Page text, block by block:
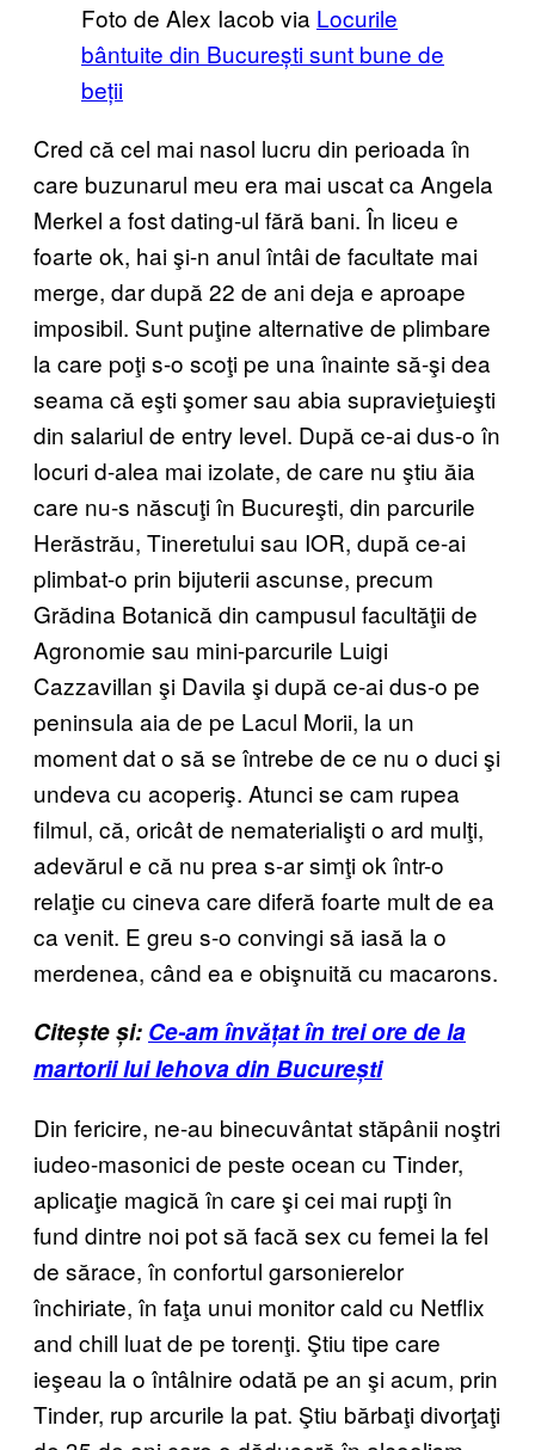
Foto de Alex Iacob via Locurile
bântuite din București sunt bune de
beții
Cred că cel mai nasol lucru din perioada în
care buzunarul meu era mai uscat ca Angela
Merkel a fost dating-ul fără bani. În liceu e
foarte ok, hai şi-n anul întâi de facultate mai
merge, dar după 22 de ani deja e aproape
imposibil. Sunt puţine alternative de plimbare
la care poţi s-o scoţi pe una înainte să-şi dea
seama că eşti şomer sau abia supravieţuieşti
din salariul de entry level. După ce-ai dus-o în
locuri d-alea mai izolate, de care nu ştiu ăia
care nu-s născuţi în Bucureşti, din parcurile
Herăstrău, Tineretului sau IOR, după ce-ai
plimbat-o prin bijuterii ascunse, precum
Grădina Botanică din campusul facultăţii de
Agronomie sau mini-parcurile Luigi
Cazzavillan şi Davila şi după ce-ai dus-o pe
peninsula aia de pe Lacul Morii, la un
moment dat o să se întrebe de ce nu o duci şi
undeva cu acoperiş. Atunci se cam rupea
filmul, că, oricât de nematerialişti o ard mulţi,
adevărul e că nu prea s-ar simţi ok într-o
relaţie cu cineva care diferă foarte mult de ea
ca venit. E greu s-o convingi să iasă la o
merdenea, când ea e obişnuită cu macarons.
Citește și: Ce-am învățat în trei ore de la
martorii lui Iehova din București
Din fericire, ne-au binecuvântat stăpânii noştri
iudeo-masonici de peste ocean cu Tinder,
aplicaţie magică în care şi cei mai rupţi în
fund dintre noi pot să facă sex cu femei la fel
de sărace, în confortul garsonierelor
închiriate, în faţa unui monitor cald cu Netflix
and chill luat de pe torenţi. Ştiu tipe care
ieşeau la o întâlnire odată pe an şi acum, prin
Tinder, rup arcurile la pat. Ştiu bărbaţi divorţaţi